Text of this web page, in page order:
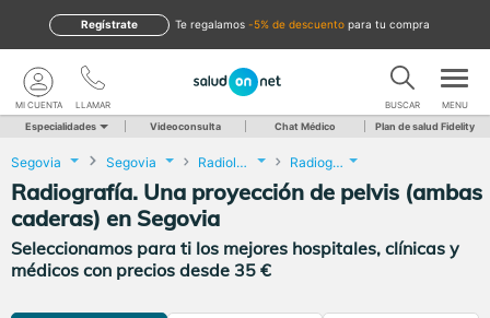
te regalamos -5% de descuento para tu compra
Regístrate
LLAMAR
MI CUENTA BUSCAR MENU
Especialidades Videoconsulta Chat Médico Plan de salud Fidelity
Segovia Segovia Radiología Radiografía. Una proyección de pelvis (ambas caderas)
Radiografía. Una proyección de pelvis (ambas
caderas) en Segovia
Seleccionamos para ti los mejores hospitales, clínicas y
médicos con precios desde 35 €